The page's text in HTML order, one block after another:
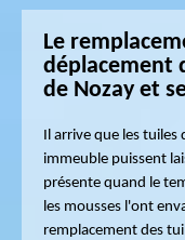
Le
déplacement
de Nozay et
Il arrive que les
immeuble puissent
présente quand le
les mousses l'ont
remplacement des